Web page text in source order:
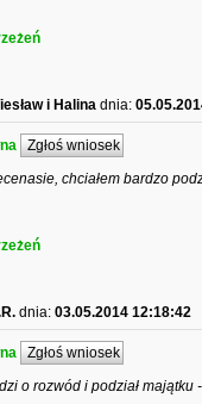
i Halina dnia:
Zgłoś wniosek
chciałem bardzo
dnia: 03.05.2014 12:18:42
Zgłoś wniosek
o rozwód i podział